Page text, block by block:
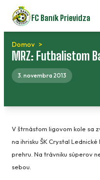
Preskočiť
na
obsah
FC Baník Prievidza
Domov
MRZ: Futbalistom
3. novembra 2013
V štrnástom ligovom kole sa
na ihrisku ŠK Crystal
prehru. Na trávniku súperov
sebou.